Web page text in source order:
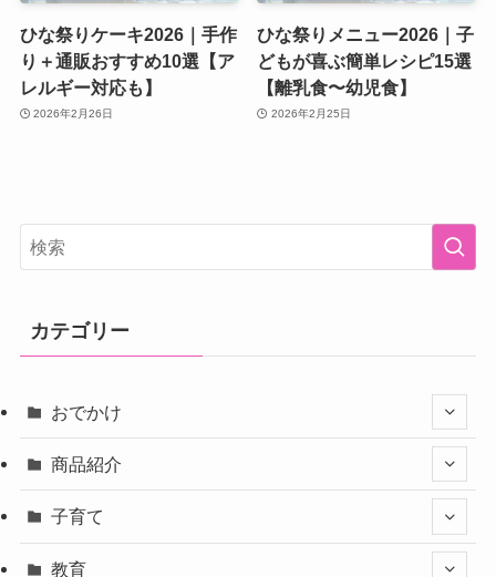
ひな祭りケーキ2026｜手作
り＋通販おすすめ10選【ア
レルギー対応も】
2026年2月26日
ひな祭りメニュー2026｜子
どもが喜ぶ簡単レシピ15選
【離乳食〜幼児食】
2026年2月25日
カテゴリー
おでかけ
商品紹介
子育て
教育